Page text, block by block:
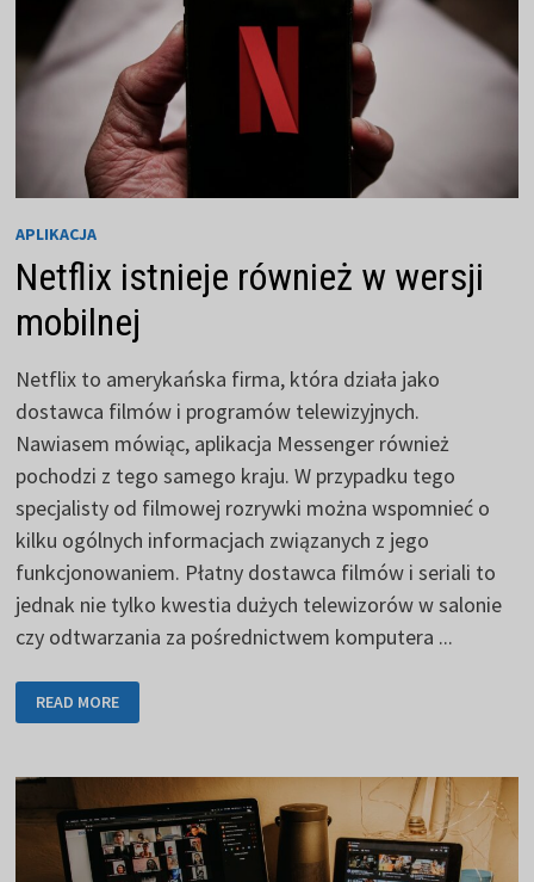
APLIKACJA
Netflix istnieje również w wersji
mobilnej
Netflix to amerykańska firma, która działa jako
dostawca filmów i programów telewizyjnych.
Nawiasem mówiąc, aplikacja Messenger również
pochodzi z tego samego kraju. W przypadku tego
specjalisty od filmowej rozrywki można wspomnieć o
kilku ogólnych informacjach związanych z jego
funkcjonowaniem. Płatny dostawca filmów i seriali to
jednak nie tylko kwestia dużych telewizorów w salonie
czy odtwarzania za pośrednictwem komputera ...
ISTNIEJE
RÓWNIEŻ
MOBILNEJ
READ MORE